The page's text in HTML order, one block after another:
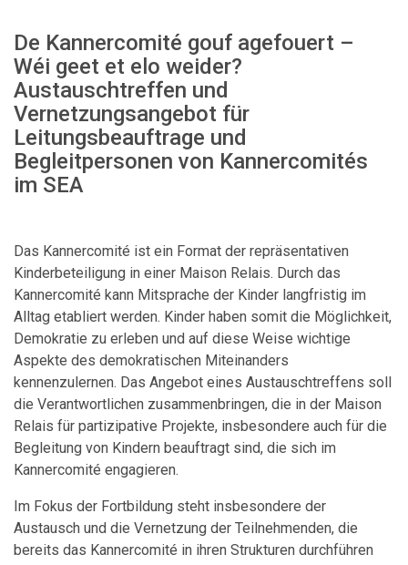
De Kannercomité gouf agefouert –
Wéi geet et elo weider?
Austauschtreffen und
Vernetzungsangebot für
Leitungsbeauftrage und
Begleitpersonen von Kannercomités
im SEA
Das Kannercomité ist ein Format der repräsentativen
Kinderbeteiligung in einer Maison Relais. Durch das
Kannercomité kann Mitsprache der Kinder langfristig im
Alltag etabliert werden. Kinder haben somit die Möglichkeit,
Demokratie zu erleben und auf diese Weise wichtige
Aspekte des demokratischen Miteinanders
kennenzulernen. Das Angebot eines Austauschtreffens soll
die Verantwortlichen zusammenbringen, die in der Maison
Relais für partizipative Projekte, insbesondere auch für die
Begleitung von Kindern beauftragt sind, die sich im
Kannercomité engagieren.
Im Fokus der Fortbildung steht insbesondere der
Austausch und die Vernetzung der Teilnehmenden, die
bereits das Kannercomité in ihren Strukturen durchführen